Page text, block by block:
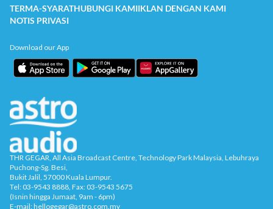
TERMA-SYARATHUBUNGI KAMIIKLAN DENGAN KAMI
NOTIS PRIVASI
THR GEGAR, All Asia Broadcast Centre, Technology Park Malaysia, Lebuhraya
Puchong-Sg. Besi,
Bukit Jalil, 57000 Kuala Lumpur.
Tel: 03-9543 8888, Fax: 03-9543 5675
(Isnin hingga Jumaat, 9am - 6pm)
E-mail: hellogegar@astro.com.my
Download our App